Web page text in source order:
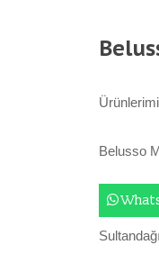
Belusso